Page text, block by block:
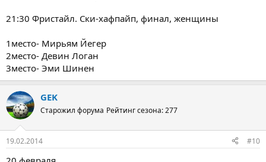
21:30 Фристайл. Ски-хафпайп, финал, женщины
1место- Мирьям Йегер
2место- Девин Логан
3место- Эми Шинен
GEK
Старожил форума Рейтинг сезона: 277
19.02.2014 #10